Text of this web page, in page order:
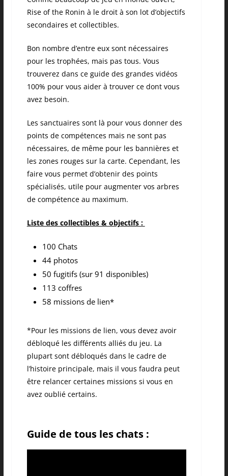
Rise of the Ronin à le droit à son lot d’objectifs
secondaires et collectibles.
Bon nombre d’entre eux sont nécessaires
pour les trophées, mais pas tous. Vous
trouverez dans ce guide des grandes vidéos
100% pour vous aider à trouver ce dont vous
avez besoin.
Les sanctuaires sont là pour vous donner des
points de compétences mais ne sont pas
nécessaires, de même pour les bannières et
les zones rouges sur la carte. Cependant, les
faire vous permet d’obtenir des points
spécialisés, utile pour augmenter vos arbres
de compétence au maximum.
Liste des collectibles & objectifs :
100 Chats
44 photos
50 fugitifs (sur 91 disponibles)
113 coffres
58 missions de lien*
*Pour les missions de lien, vous devez avoir
débloqué les différents alliés du jeu. La
plupart sont débloqués dans le cadre de
l’histoire principale, mais il vous faudra peut
être relancer certaines missions si vous en
avez oublié certains.
Guide de tous les chats :